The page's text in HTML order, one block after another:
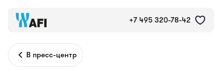
+7 495 320-78-42
В пресс-центр